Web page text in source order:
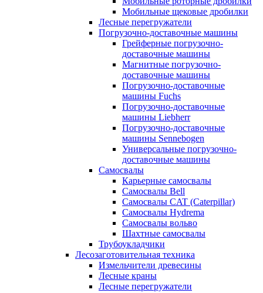
Мобильные щековые дробилки
Лесные перегружатели
Погрузочно-доставочные машины
Грейферные погрузочно-
доставочные машины
Магнитные погрузочно-
доставочные машины
Погрузочно-доставочные
машины Fuchs
Погрузочно-доставочные
машины Liebherr
Погрузочно-доставочные
машины Sennebogen
Универсальные погрузочно-
доставочные машины
Самосвалы
Карьерные самосвалы
Самосвалы Bell
Самосвалы CAT (Caterpillar)
Самосвалы Hydrema
Самосвалы вольво
Шахтные самосвалы
Трубоукладчики
Лесозаготовительная техника
Измельчители древесины
Лесные краны
Лесные перегружатели